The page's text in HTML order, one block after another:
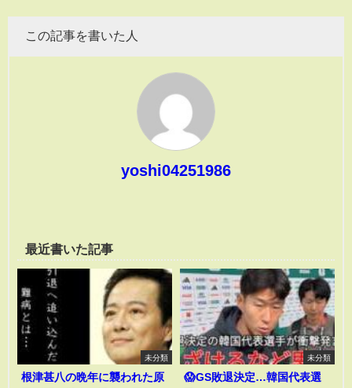
この記事を書いた人
yoshi04251986
最近書いた記事
未分類
根津甚八の晩年に襲われた原
未分類
😱GS敗退決定…韓国代表選